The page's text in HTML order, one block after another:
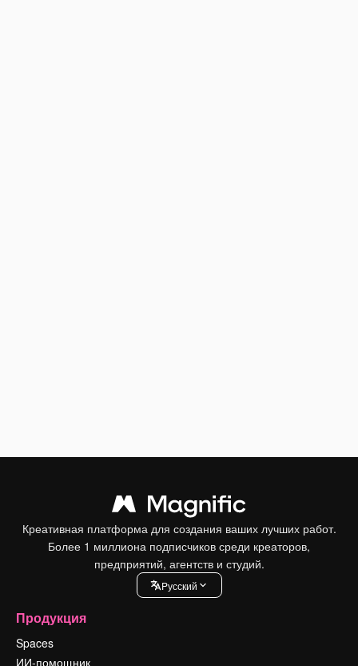
Креативная платформа для создания ваших лучших работ.
Более 1 миллиона подписчиков среди креаторов,
предприятий, агентств и студий.
Pусский
Продукция
Spaces
ИИ-помощник